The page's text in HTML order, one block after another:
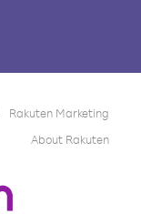
Rakuten Marketing
About Rakuten